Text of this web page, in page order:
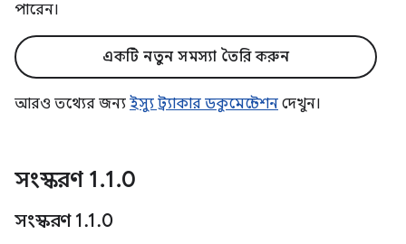
পারেন।
একটি নতুন সমস্যা তৈরি করুন
আরও তথ্যের জন্য ইস্যু ট্র্যাকার ডকুমেন্টেশন দেখুন।
সংস্করণ 1.1.0
সংস্করণ 1.1.0